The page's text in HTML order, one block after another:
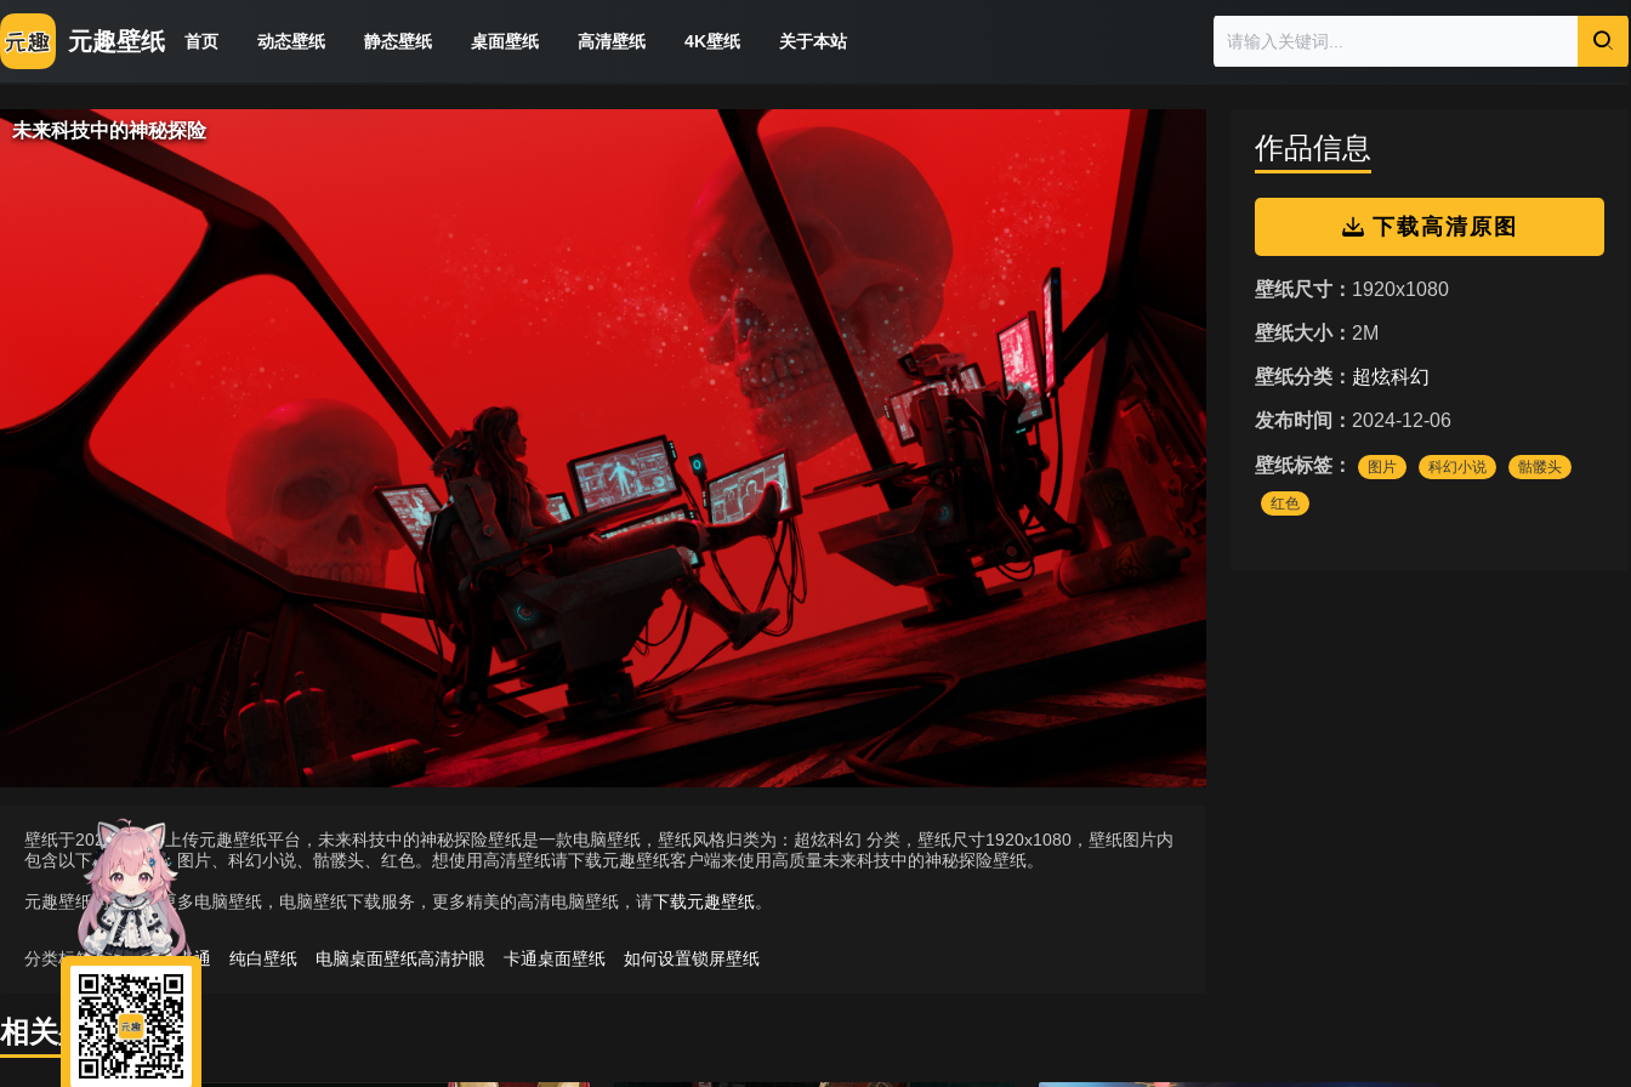
元趣壁纸 首页 动态壁纸 静态壁纸 桌面壁纸 高清壁纸 4K壁纸 关于本站
未来科技中的神秘探险
壁纸于2024-12-06上传元趣壁纸平台，未来科技中的神秘探险壁纸是一款电脑壁纸，壁纸风格归类为：超炫科幻 分类，壁纸尺寸1920x1080，壁纸图片内
包含以下标签元素：图片、科幻小说、骷髅头、红色。想使用高清壁纸请下载元趣壁纸客户端来使用高质量未来科技中的神秘探险壁纸。
元趣壁纸为您提供更多电脑壁纸，电脑壁纸下载服务，更多精美的高清电脑壁纸，请下载元趣壁纸。
分类标签：壁纸可爱卡通 纯白壁纸 电脑桌面壁纸高清护眼 卡通桌面壁纸 如何设置锁屏壁纸
作品信息
下载高清原图
壁纸尺寸： 1920x1080
壁纸大小： 2M
壁纸分类： 超炫科幻
发布时间： 2024-12-06
壁纸标签： 图片 科幻小说 骷髅头
红色
相关壁纸推荐